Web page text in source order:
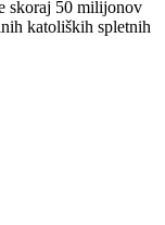
skoraj 50 milijonov
katoliških spletnih